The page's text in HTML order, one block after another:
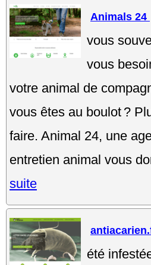
Animals 24
vous
vous
votre animal de
vous êtes au boulot ?
faire. Animal 24, une
entretien animal vous
suite
été